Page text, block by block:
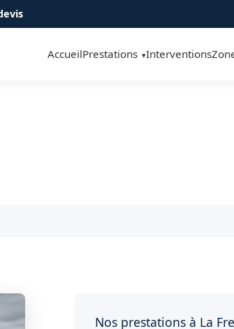
AccueilPrestations ▾Interventions
Nos prestations à La